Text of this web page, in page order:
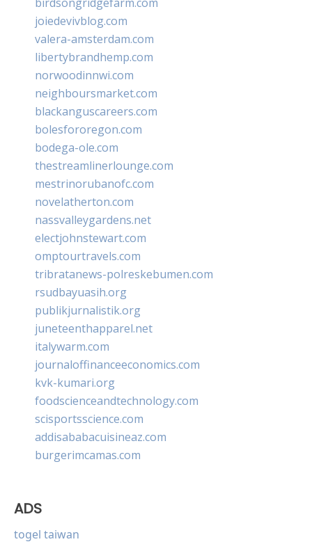
joiedevivblog.com
valera-amsterdam.com
libertybrandhemp.com
norwoodinnwi.com
neighboursmarket.com
blackanguscareers.com
bolesfororegon.com
bodega-ole.com
thestreamlinerlounge.com
mestrinorubanofc.com
novelatherton.com
nassvalleygardens.net
electjohnstewart.com
omptourtravels.com
tribratanews-polreskebumen.com
rsudbayuasih.org
publikjurnalistik.org
juneteenthapparel.net
italywarm.com
journaloffinanceeconomics.com
kvk-kumari.org
foodscienceandtechnology.com
scisportsscience.com
addisababacuisineaz.com
burgerimcamas.com
ADS
togel taiwan